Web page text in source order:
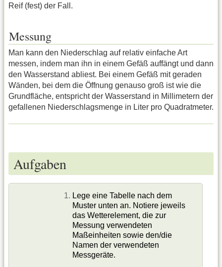
Reif (fest) der Fall.
Messung
Man kann den Niederschlag auf relativ einfache Art
messen, indem man ihn in einem Gefäß auffängt und dann
den Wasserstand abliest. Bei einem Gefäß mit geraden
Wänden, bei dem die Öffnung genauso groß ist wie die
Grundfläche, entspricht der Wasserstand in Millimetern der
gefallenen Niederschlagsmenge in Liter pro Quadratmeter.
Aufgaben
Lege eine Tabelle nach dem
Muster unten an. Notiere jeweils
das Wetterelement, die zur
Messung verwendeten
Maßeinheiten sowie den/die
Namen der verwendeten
Messgeräte.